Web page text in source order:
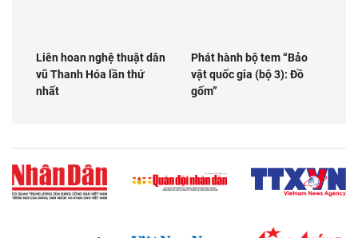
Liên hoan nghệ thuật dân
vũ Thanh Hóa lần thứ
nhất
Phát hành bộ tem “Bảo
vật quốc gia (bộ 3): Đồ
gốm”